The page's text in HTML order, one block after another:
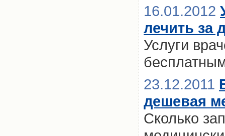
16.01.2012
лечить за
Услуги
23.12.2011
дешевая
Сколько